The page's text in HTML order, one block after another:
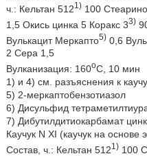
ч.: Кельтан 5121)100
1,5 Окись цинка 5 Коракс 33)
Вулькацит Меркапто5)0,6
2 Сера 1,5
Вулканизация: 160оС, 10 мин
1) и 4) см. разъяснения к
5) 2-меркаптобензотиазол
6) Дисульфид
7) Дибутилдитиокарбамат
Каучук N XI (каучук на
Состав, ч.: Кельтан 5121)100